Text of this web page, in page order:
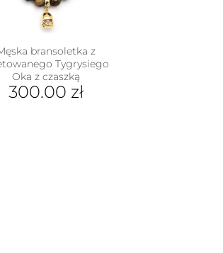
bransoletka z
Tygrysiego
Oka z czaszką
300.00 zł